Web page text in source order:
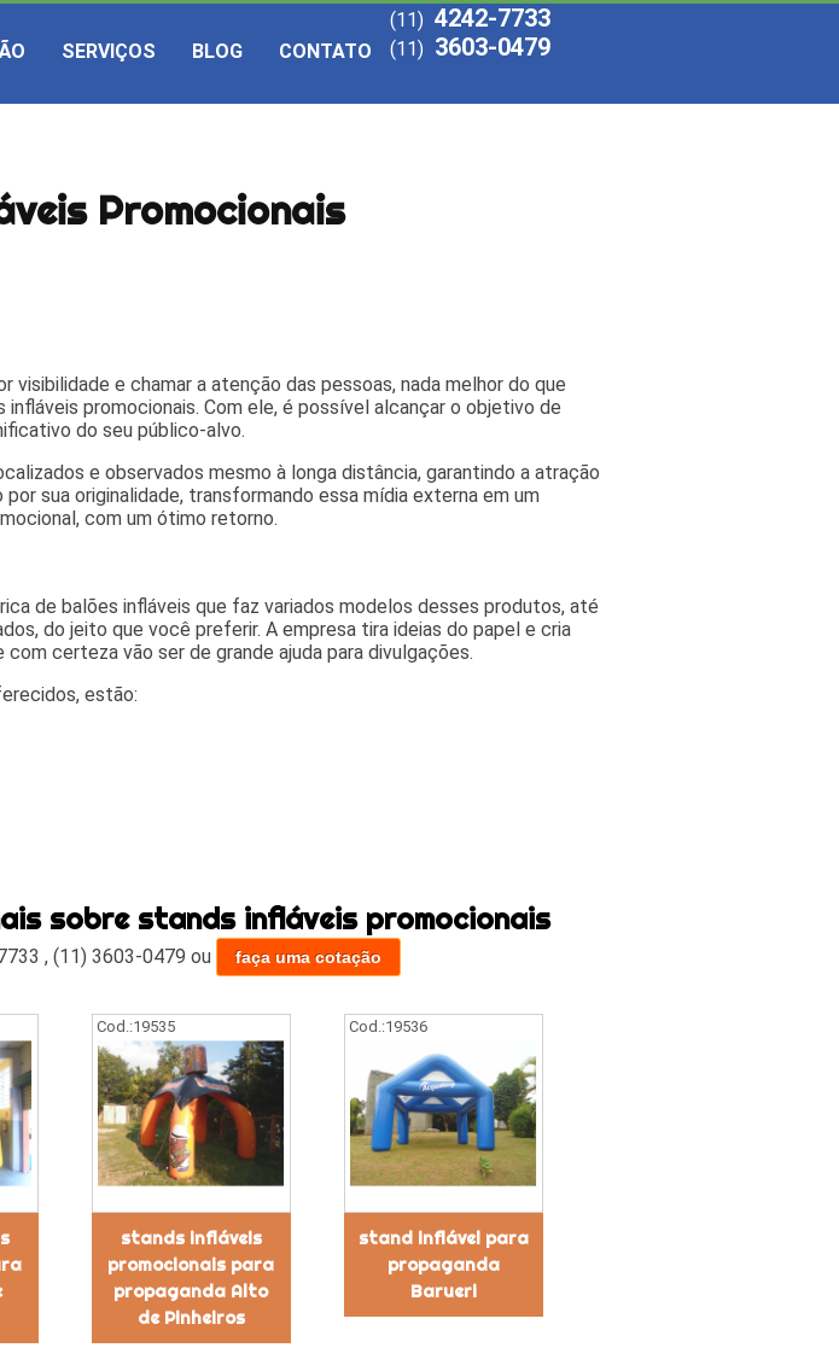
SERVIÇOS BLOG CONTATO
(11) 4242-7733
(11) 3603-0479
Promocionais
visibilidade e chamar a atenção das pessoas, nada melhor do que
promocionais. Com ele, é possível alcançar o objetivo de
do seu público-alvo.
e observados mesmo à longa distância, garantindo a atração
sua originalidade, transformando essa mídia externa em um
com um ótimo retorno.
de balões infláveis que faz variados modelos desses produtos, até
do jeito que você preferir. A empresa tira ideias do papel e cria
com certeza vão ser de grande ajuda para divulgações.
estão:
sobre stands infláveis promocionais
, (11) 3603-0479 ou faça uma cotação
Cod.:19535
stands infláveis
promocionais para
propaganda Alto
de Pinheiros
Cod.:19536
stand inflável para
propaganda
Barueri